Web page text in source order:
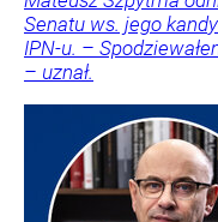
Senatu ws. jego
IPN-u. –
– uznał.